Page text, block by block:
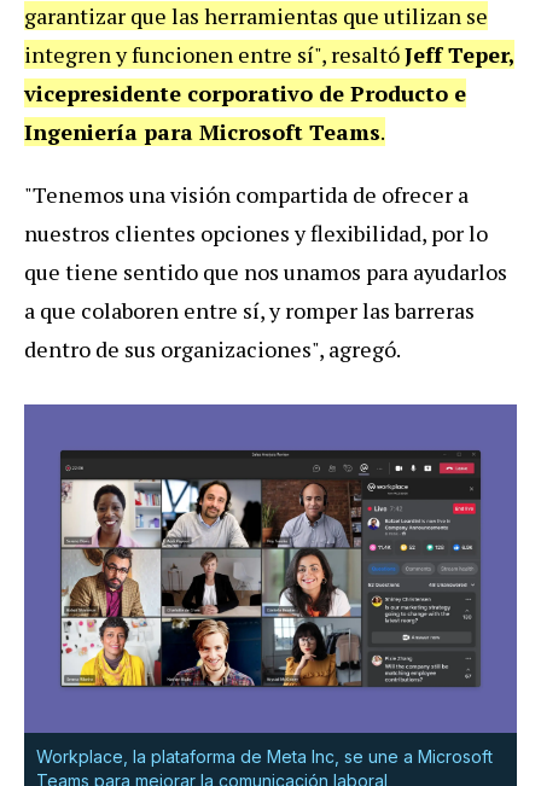
garantizar que las herramientas que utilizan se
integren y funcionen entre sí", resaltóJeff Teper,
vicepresidente corporativo de Producto e
Ingeniería para Microsoft Teams.
"Tenemos una visión compartida de ofrecer a
nuestros clientes opciones y flexibilidad, por lo
que tiene sentido que nos unamos para ayudarlos
a que colaboren entre sí, y romper las barreras
dentro de sus organizaciones", agregó.
Workplace, la plataforma de Meta Inc, se une a Microsoft
Teams para mejorar la comunicación laboral